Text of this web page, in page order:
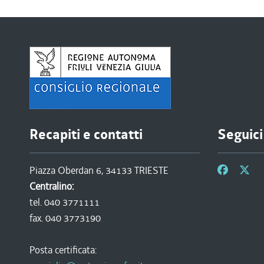
Recapiti e contatti
Piazza Oberdan 6, 34133 TRIESTE
Centralino:
tel. 040 3771111
fax. 040 3773190
Posta certificata: